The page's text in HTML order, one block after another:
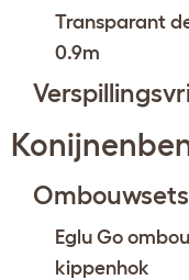
Transparant
0.9m
Ombouwsets
Eglu Go
kippenhok